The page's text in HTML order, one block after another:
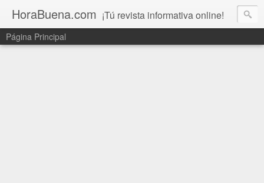
HoraBuena.com ¡Tú revista informativa online!
Página Principal